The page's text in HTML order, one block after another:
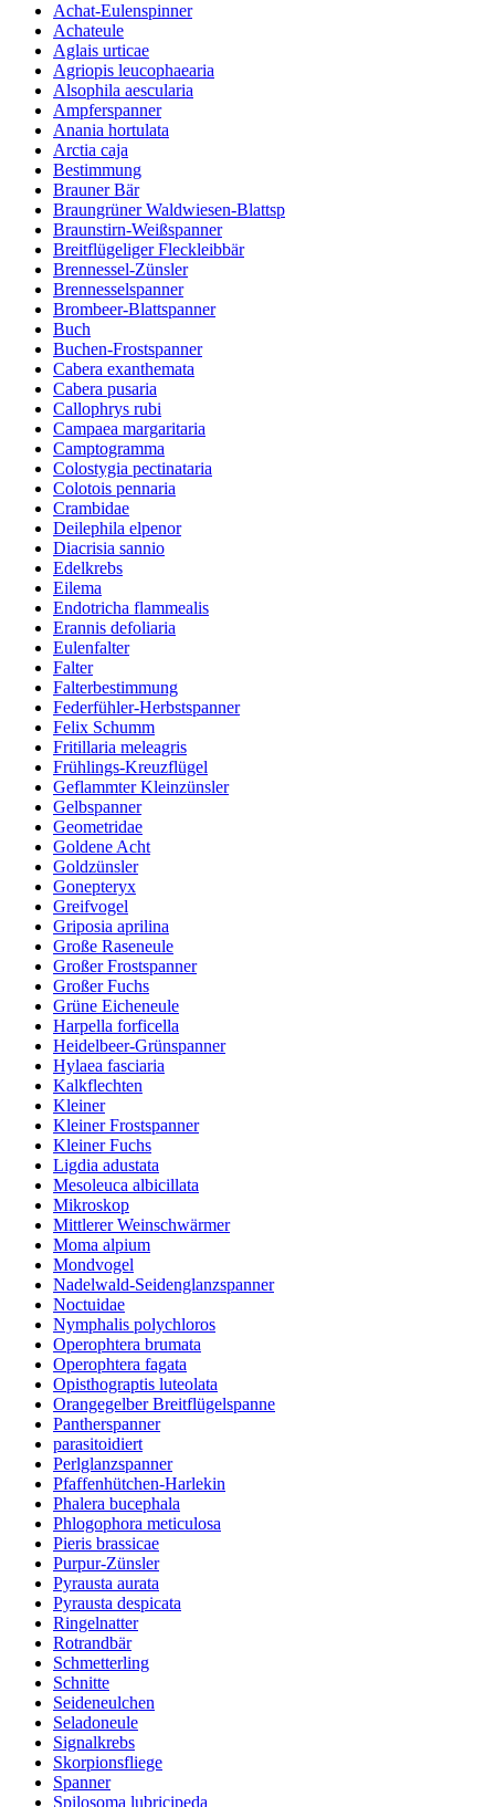
Achat-Eulenspinner
Achateule
Aglais urticae
Agriopis leucophaearia
Alsophila aescularia
Ampferspanner
Anania hortulata
Arctia caja
Bestimmung
Brauner Bär
Braungrüner Waldwiesen-Blattsp
Braunstirn-Weißspanner
Breitflügeliger Fleckleibbär
Brennessel-Zünsler
Brennesselspanner
Brombeer-Blattspanner
Buch
Buchen-Frostspanner
Cabera exanthemata
Cabera pusaria
Callophrys rubi
Campaea margaritaria
Camptogramma
Colostygia pectinataria
Colotois pennaria
Crambidae
Deilephila elpenor
Diacrisia sannio
Edelkrebs
Eilema
Endotricha flammealis
Erannis defoliaria
Eulenfalter
Falter
Falterbestimmung
Federfühler-Herbstspanner
Felix Schumm
Fritillaria meleagris
Frühlings-Kreuzflügel
Geflammter Kleinzünsler
Gelbspanner
Geometridae
Goldene Acht
Goldzünsler
Gonepteryx
Greifvogel
Griposia aprilina
Große Raseneule
Großer Frostspanner
Großer Fuchs
Grüne Eicheneule
Harpella forficella
Heidelbeer-Grünspanner
Hylaea fasciaria
Kalkflechten
Kleiner
Kleiner Frostspanner
Kleiner Fuchs
Ligdia adustata
Mesoleuca albicillata
Mikroskop
Mittlerer Weinschwärmer
Moma alpium
Mondvogel
Nadelwald-Seidenglanzspanner
Noctuidae
Nymphalis polychloros
Operophtera brumata
Operophtera fagata
Opisthograptis luteolata
Orangegelber Breitflügelspanne
Pantherspanner
parasitoidiert
Perlglanzspanner
Pfaffenhütchen-Harlekin
Phalera bucephala
Phlogophora meticulosa
Pieris brassicae
Purpur-Zünsler
Pyrausta aurata
Pyrausta despicata
Ringelnatter
Rotrandbär
Schmetterling
Schnitte
Seideneulchen
Seladoneule
Signalkrebs
Skorpionsfliege
Spanner
Spilosoma lubricipeda